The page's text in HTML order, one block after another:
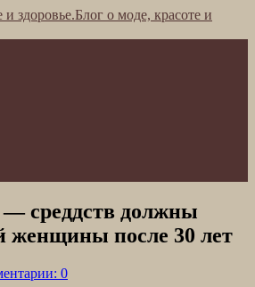
Блог о моде, красоте и
— среддств должны
женщины после 30 лет
0